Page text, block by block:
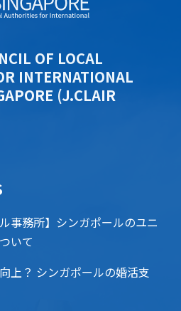
OF LOCAL
INTERNATIONAL
(J.CLAIR
事務所】シンガポールのユニ
いて
上？ シンガポールの婚活支